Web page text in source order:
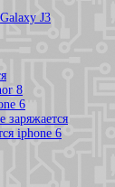
J3
8
6
заряжается
iphone 6